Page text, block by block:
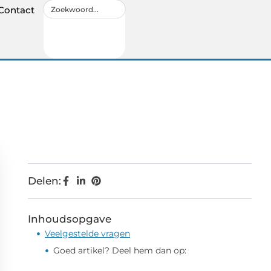
Delen:
Inhoudsopgave
Veelgestelde vragen
Goed artikel? Deel hem dan op: